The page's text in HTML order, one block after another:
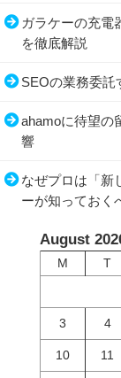
ガラケーの充電
を徹底解説
SEOの業務委託
ahamoに待望の
響
なぜプロは「新
ーが知っておく
August
M T
3 4
10 11